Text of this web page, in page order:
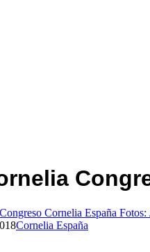
Cornelia España Fotos:
Cornelia España